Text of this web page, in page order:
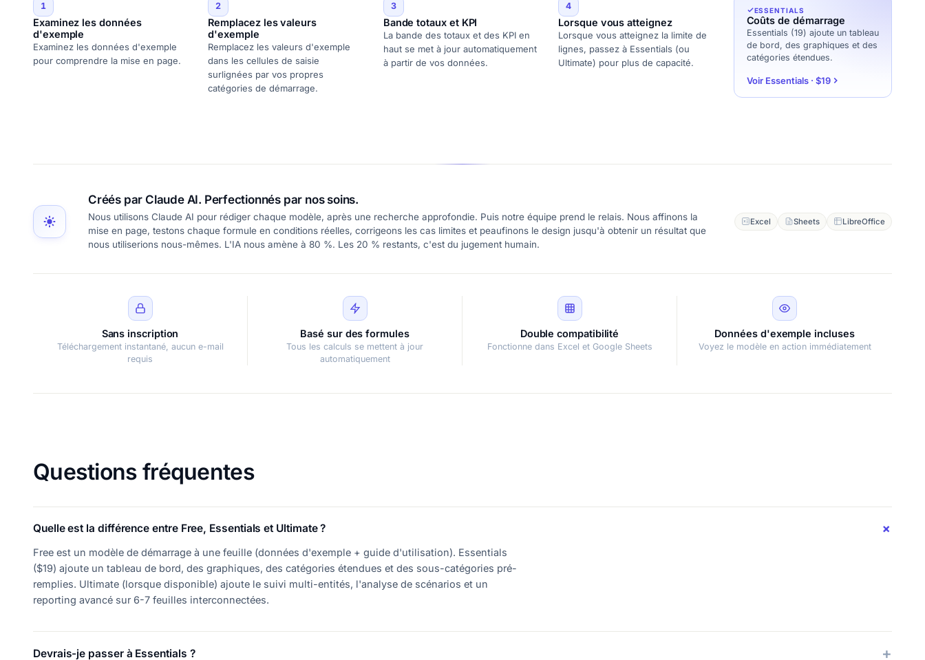
1
Examinez les données
d'exemple
Examinez les données d'exemple
pour comprendre la mise en page.
2
Remplacez les valeurs
d'exemple
Remplacez les valeurs d'exemple
dans les cellules de saisie
surlignées par vos propres
catégories de démarrage.
3
Bande totaux et KPI
La bande des totaux et des KPI en
haut se met à jour automatiquement
à partir de vos données.
4
Lorsque vous atteignez
Lorsque vous atteignez la limite de
lignes, passez à Essentials (ou
Ultimate) pour plus de capacité.
ESSENTIALS
Coûts de démarrage
Essentials (19) ajoute un tableau
de bord, des graphiques et des
catégories étendues.
Voir Essentials · $19
Créés par Claude AI. Perfectionnés par nos soins.
Nous utilisons Claude AI pour rédiger chaque modèle, après une recherche approfondie. Puis notre équipe prend le relais. Nous affinons la
mise en page, testons chaque formule en conditions réelles, corrigeons les cas limites et peaufinons le design jusqu'à obtenir un résultat que
nous utiliserions nous-mêmes. L'IA nous amène à 80 %. Les 20 % restants, c'est du jugement humain.
Excel Sheets LibreOffice
Sans inscription
Téléchargement instantané, aucun e-mail
requis
Basé sur des formules
Tous les calculs se mettent à jour
automatiquement
Double compatibilité
Fonctionne dans Excel et Google Sheets
Données d'exemple incluses
Voyez le modèle en action immédiatement
Questions fréquentes
Quelle est la différence entre Free, Essentials et Ultimate ?
Free est un modèle de démarrage à une feuille (données d'exemple + guide d'utilisation). Essentials
($19) ajoute un tableau de bord, des graphiques, des catégories étendues et des sous-catégories pré-
remplies. Ultimate (lorsque disponible) ajoute le suivi multi-entités, l'analyse de scénarios et un
reporting avancé sur 6-7 feuilles interconnectées.
Devrais-je passer à Essentials ?